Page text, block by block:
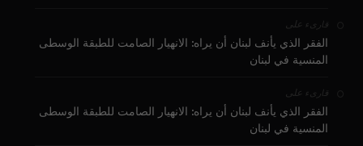
قارىء على
الفقر الذي يأنف لبنان أن يراه: الانهيار الصامت للطبقة الوسطى
المنسية في لبنان
قارىء على
الفقر الذي يأنف لبنان أن يراه: الانهيار الصامت للطبقة الوسطى
المنسية في لبنان